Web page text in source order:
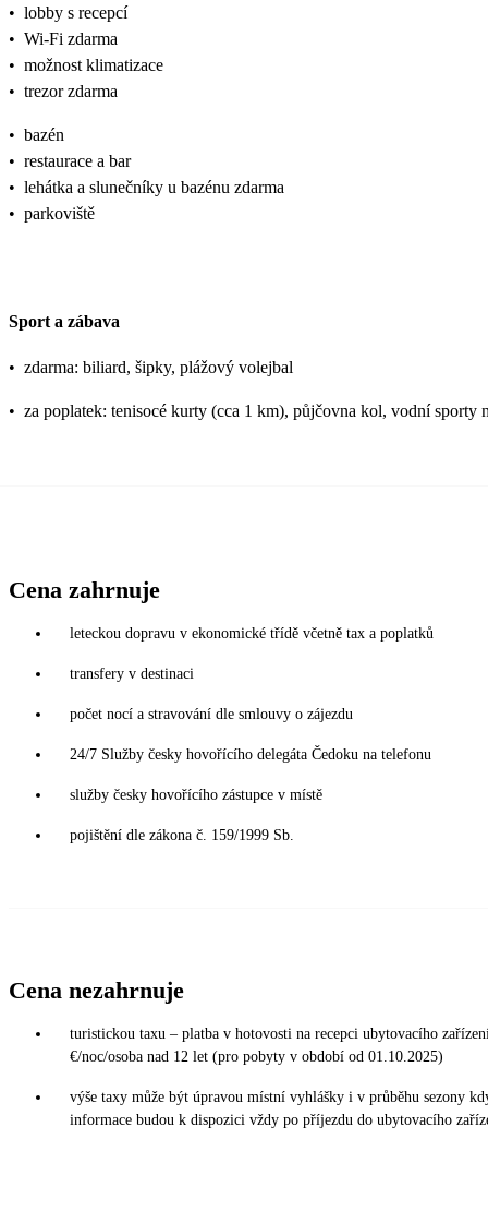
• lobby s recepcí
• Wi-Fi zdarma
• možnost klimatizace
• trezor zdarma
• bazén
• restaurace a bar
• lehátka a slunečníky u bazénu zdarma
• parkoviště
Sport a zábava
• zdarma: biliard, šipky, plážový volejbal
• za poplatek: tenisocé kurty (cca 1 km), půjčovna kol, vodní sporty
Cena zahrnuje
leteckou dopravu v ekonomické třídě včetně tax a poplatků
transfery v destinaci
počet nocí a stravování dle smlouvy o zájezdu
24/7 Služby česky hovořícího delegáta Čedoku na telefonu
služby česky hovořícího zástupce v místě
pojištění dle zákona č. 159/1999 Sb.
Cena nezahrnuje
turistickou taxu – platba v hotovosti na recepci ubytovacího
€/noc/osoba nad 12 let (pro pobyty v období od 01.10.2025)
výše taxy může být úpravou místní vyhlášky i v průběhu sezony
informace budou k dispozici vždy po příjezdu do ubytovacího